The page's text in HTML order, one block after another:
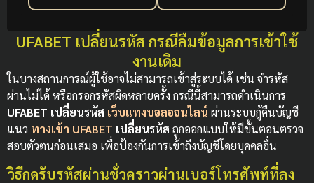
UFABET เปลี่ยนรหัส กรณีลืมข้อมูลการเข้าใช้
งานเดิม
ในบางสถานการณ์ผู้ใช้อาจไม่สามารถเข้าสู่ระบบได้ เช่น จำรหัส
ผ่านไม่ได้ หรือกรอกรหัสผิดหลายครั้ง กรณีนี้สามารถดำเนินการ
UFABET เปลี่ยนรหัส เว็บแทงบอลออนไลน์ ผ่านระบบกู้คืนบัญชี
แนว ทางเข้า UFABET เปลี่ยนรหัส ถูกออกแบบให้มีขั้นตอนตรวจ
สอบตัวตนก่อนเสมอ เพื่อป้องกันการเข้าถึงบัญชีโดยบุคคลอื่น
วิธีกดรับรหัสผ่านชั่วคราวผ่านเบอร์โทรศัพท์ที่ลง